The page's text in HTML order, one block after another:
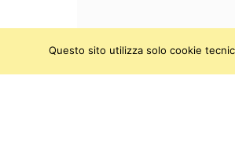
Questo sito utilizza solo cookie